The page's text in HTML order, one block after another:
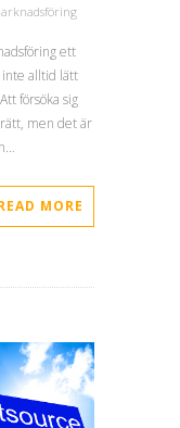
ett
inte alltid lätt
försöka sig
men det är
MORE